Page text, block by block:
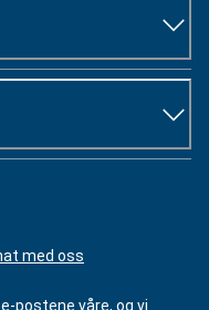
med oss
postene våre, og vi